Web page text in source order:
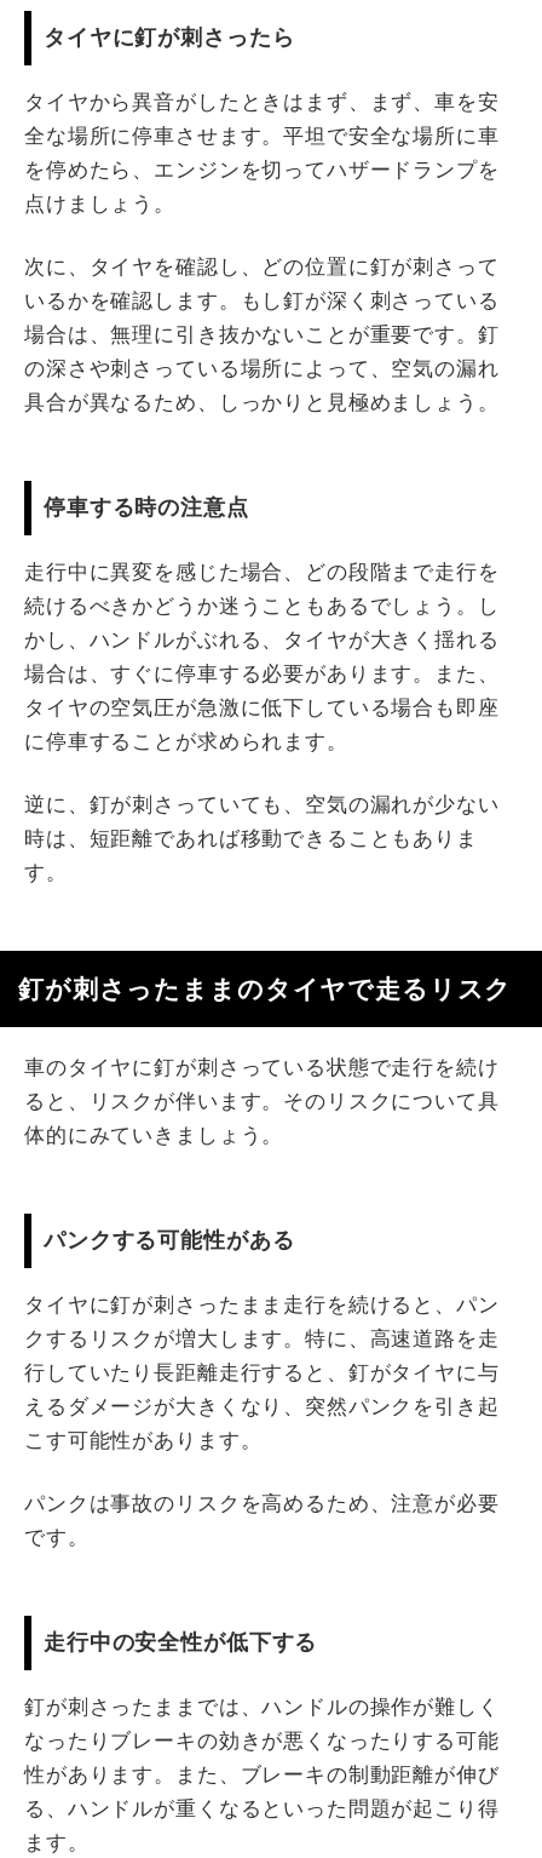
タイヤに釘が刺さったら
タイヤから異音がしたときはまず、まず、車を安
全な場所に停車させます。平坦で安全な場所に車
を停めたら、エンジンを切ってハザードランプを
点けましょう。
次に、タイヤを確認し、どの位置に釘が刺さって
いるかを確認します。もし釘が深く刺さっている
場合は、無理に引き抜かないことが重要です。釘
の深さや刺さっている場所によって、空気の漏れ
具合が異なるため、しっかりと見極めましょう。
停車する時の注意点
走行中に異変を感じた場合、どの段階まで走行を
続けるべきかどうか迷うこともあるでしょう。し
かし、ハンドルがぶれる、タイヤが大きく揺れる
場合は、すぐに停車する必要があります。また、
タイヤの空気圧が急激に低下している場合も即座
に停車することが求められます。
逆に、釘が刺さっていても、空気の漏れが少ない
時は、短距離であれば移動できることもありま
す。
釘が刺さったままのタイヤで走るリスク
車のタイヤに釘が刺さっている状態で走行を続け
ると、リスクが伴います。そのリスクについて具
体的にみていきましょう。
パンクする可能性がある
タイヤに釘が刺さったまま走行を続けると、パン
クするリスクが増大します。特に、高速道路を走
行していたり長距離走行すると、釘がタイヤに与
えるダメージが大きくなり、突然パンクを引き起
こす可能性があります。
パンクは事故のリスクを高めるため、注意が必要
です。
走行中の安全性が低下する
釘が刺さったままでは、ハンドルの操作が難しく
なったりブレーキの効きが悪くなったりする可能
性があります。また、ブレーキの制動距離が伸び
る、ハンドルが重くなるといった問題が起こり得
ます。